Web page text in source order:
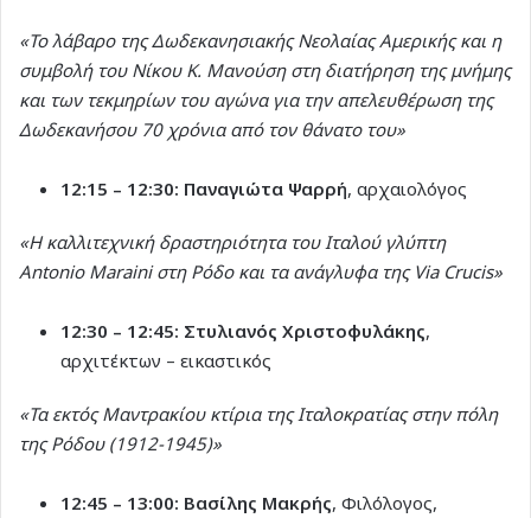
«Το λάβαρο της Δωδεκανησιακής Νεολαίας Αμερικής και η
συμβολή του Νίκου Κ. Μανούση στη διατήρηση της μνήμης
και των τεκμηρίων του αγώνα για την απελευθέρωση της
Δωδεκανήσου 70 χρόνια από τον θάνατο του»
12:15 – 12:30: Παναγιώτα Ψαρρή, αρχαιολόγος
«Η καλλιτεχνική δραστηριότητα του Ιταλού γλύπτη
Antonio Maraini στη Ρόδο και τα ανάγλυφα της Via Crucis»
12:30 – 12:45: Στυλιανός Χριστοφυλάκης,
αρχιτέκτων – εικαστικός
«Τα εκτός Μαντρακίου κτίρια της Ιταλοκρατίας στην πόλη
της Ρόδου (1912-1945)»
12:45 – 13:00: Βασίλης Μακρής, Φιλόλογος,